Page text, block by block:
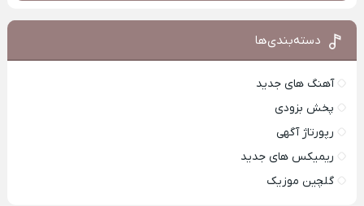
دسته‌بندی‌ها
آهنگ های جدید
پخش بزودی
رپورتاژ آگهی
ریمیکس های جدید
گلچین موزیک